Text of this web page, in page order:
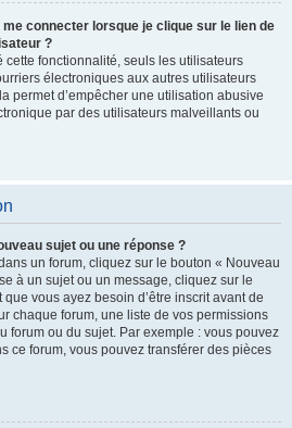
me connecter lorsque je clique sur le lien de
?
cette fonctionnalité, seuls les utilisateurs
électroniques aux autres utilisateurs
permet d’empêcher une utilisation abusive
par des utilisateurs malveillants ou
sujet ou une réponse ?
un forum, cliquez sur le bouton « Nouveau
à un sujet ou un message, cliquez sur le
vous ayez besoin d’être inscrit avant de
chaque forum, une liste de vos permissions
forum ou du sujet. Par exemple : vous pouvez
ce forum, vous pouvez transférer des pièces